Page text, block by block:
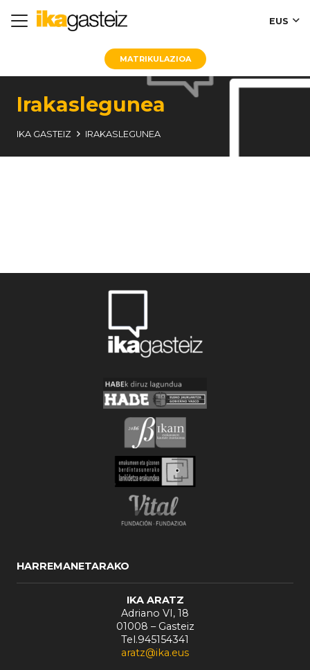
EUS
MATRIKULAZIOA
Irakaslegunea
IKA GASTEIZ IRAKASLEGUNEA
IKASGAUR
HARREMANETARAKO
IKA ARATZ
Adriano VI, 18
01008 – Gasteiz
Tel.945154341
aratz@ika.eus